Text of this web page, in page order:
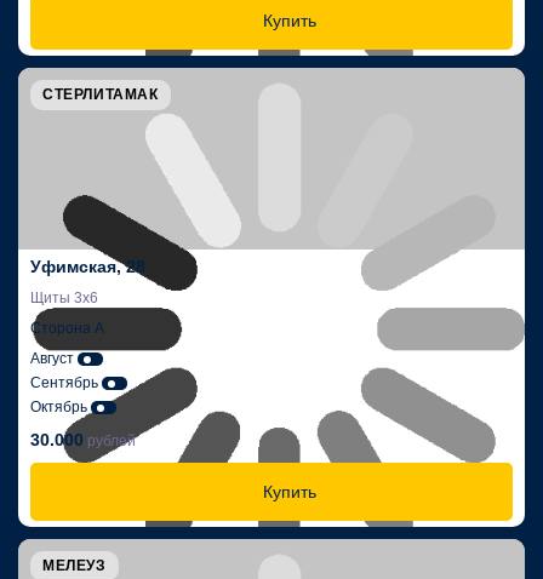
Купить
СТЕРЛИТАМАК
Уфимская, 28
Щиты 3х6
Сторона А
Август
Сентябрь
Октябрь
30.000 рублей
Купить
МЕЛЕУЗ